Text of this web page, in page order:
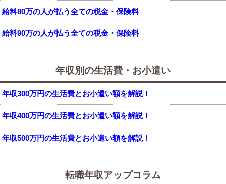
給料80万の人が払う全ての税金・保険料
給料90万の人が払う全ての税金・保険料
年収別の生活費・お小遣い
年収300万円の生活費とお小遣い額を解説！
年収400万円の生活費とお小遣い額を解説！
年収500万円の生活費とお小遣い額を解説！
転職年収アップコラム